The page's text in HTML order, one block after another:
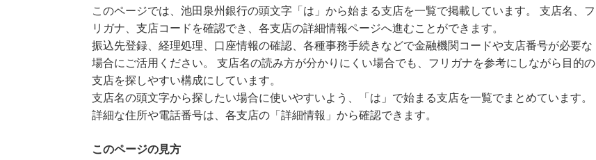
このページでは、池田泉州銀行の頭文字「は」から始まる支店を一覧で掲載しています。 支店名、フ
リガナ、支店コードを確認でき、各支店の詳細情報ページへ進むことができます。
振込先登録、経理処理、口座情報の確認、各種事務手続きなどで金融機関コードや支店番号が必要な
場合にご活用ください。 支店名の読み方が分かりにくい場合でも、フリガナを参考にしながら目的の
支店を探しやすい構成にしています。
支店名の頭文字から探したい場合に使いやすいよう、「は」で始まる支店を一覧でまとめています。
詳細な住所や電話番号は、各支店の「詳細情報」から確認できます。
このページの見方